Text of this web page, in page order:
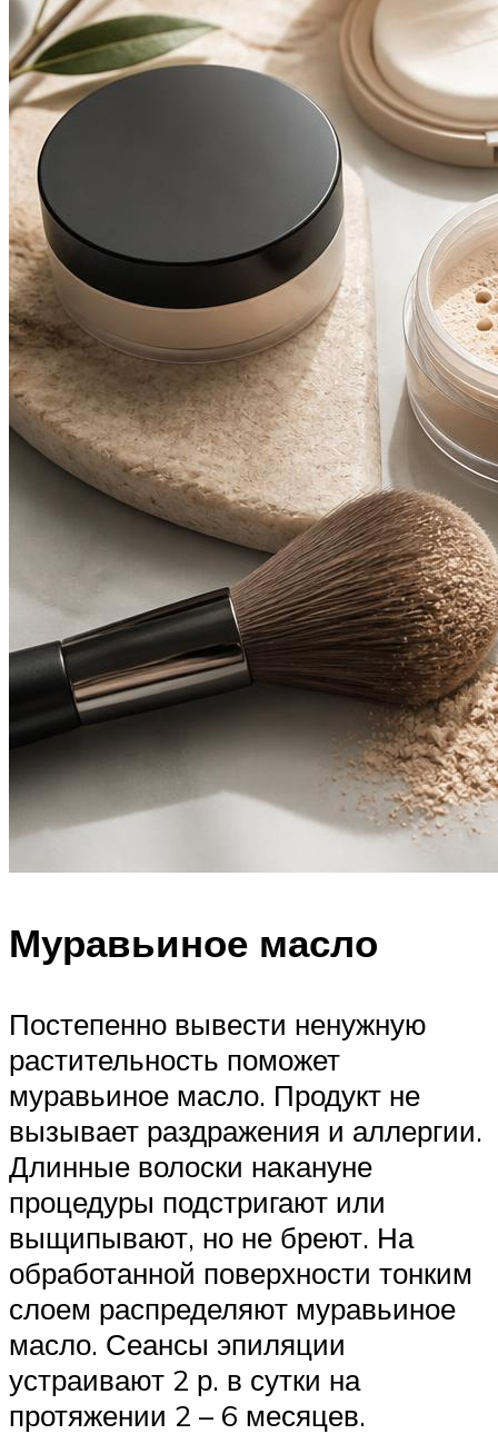
Муравьиное масло
Постепенно вывести ненужную
растительность поможет
муравьиное масло. Продукт не
вызывает раздражения и аллергии.
Длинные волоски накануне
процедуры подстригают или
выщипывают, но не бреют. На
обработанной поверхности тонким
слоем распределяют муравьиное
масло. Сеансы эпиляции
устраивают 2 р. в сутки на
протяжении 2 – 6 месяцев.